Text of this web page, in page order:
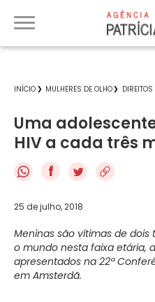
INÍCIO MULHERES DE OLHO
Uma
HIV a cada três
f
25 de julho, 2018
Meninas são vítimas de
o mundo nesta faixa etária,
apresentados na 22ª
em Amsterdã.